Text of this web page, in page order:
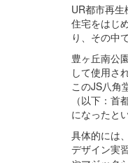
UR都市再
住宅をはじ
り、その中
豊ヶ丘南公
して使用さ
このJS八角
（以下：
になったと
具体的には
デザイン実